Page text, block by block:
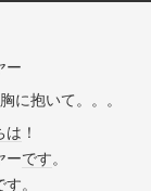
ー
に抱いて。。。
は ！
ーです。
す。